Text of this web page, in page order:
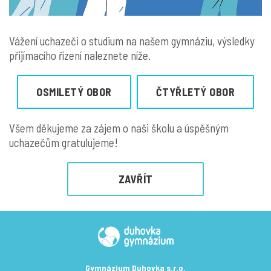
Vážení uchazeči o studium na našem gymnáziu, výsledky
přijímacího řízení naleznete níže.
OSMILETÝ OBOR ČTYŘLETÝ OBOR
Všem děkujeme za zájem o naši školu a úspěšným
uchazečům gratulujeme!
ZAVŘÍT
Gymnázium Duhovka s.r.o.